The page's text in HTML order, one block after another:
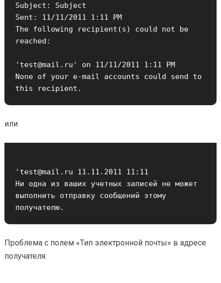
Subject: Subject
Sent: 11/11/2011 1:11 PM
The following recipient(s) could not be
reached:
'test@mail.ru' on 11/11/2011 1:11 PM
None of your e-mail accounts could send to
или
'test@mail.ru 11.11.2011 11:11
Ни одна из ваших учетных записей не может
выполнить отправку сообщений этому
Проблема с полем «Тип электронной почты» в адресе
получателя.